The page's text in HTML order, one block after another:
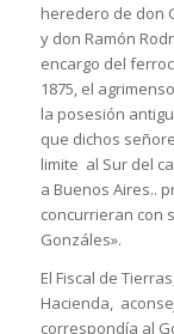
heredero de don
y don Ramón
encargo del
1875, el
la posesión
que dichos
limite al Sur del
a Buenos Aires..
concurrieran con
Gonzáles».
El Fiscal de
Hacienda,
correspondía al